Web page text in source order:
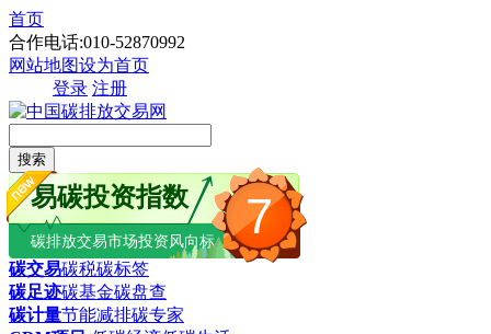
首页
合作电话:010-52870992
网站地图设为首页
登录 注册
搜索
7
易碳投资指数
碳排放交易市场投资风向标
碳交易碳税碳标签
碳足迹碳基金碳盘查
碳计量节能减排碳专家